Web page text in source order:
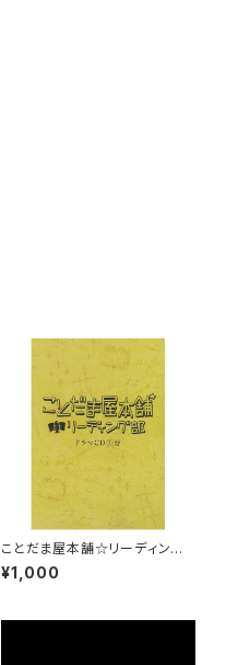
ことだま屋本舗☆リーディング
部 ドラマCD 1巻
¥1,000